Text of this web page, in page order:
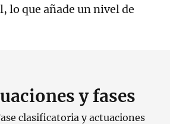
lo que añade un nivel de
y fases
clasificatoria y actuaciones